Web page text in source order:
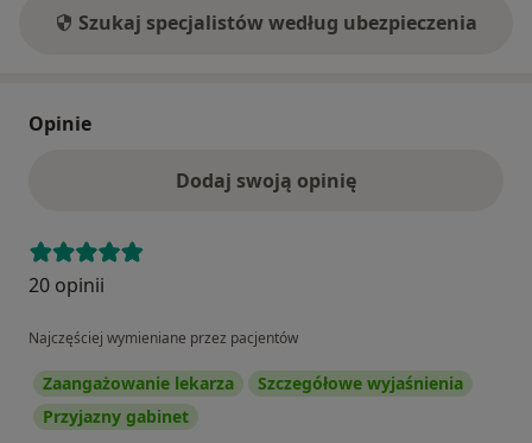
Szukaj specjalistów według ubezpieczenia
Opinie
Dodaj swoją opinię
20 opinii
Najczęściej wymieniane przez pacjentów
Zaangażowanie lekarza
Szczegółowe wyjaśnienia
Przyjazny gabinet